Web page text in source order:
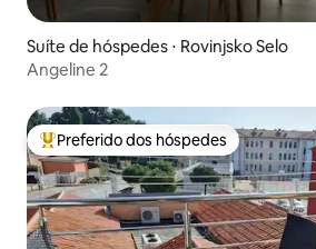
Suíte de hóspedes ⋅ Rovinjsko Selo
Angeline 2
Entre os melhores preferidos dos
Preferido dos hóspedes